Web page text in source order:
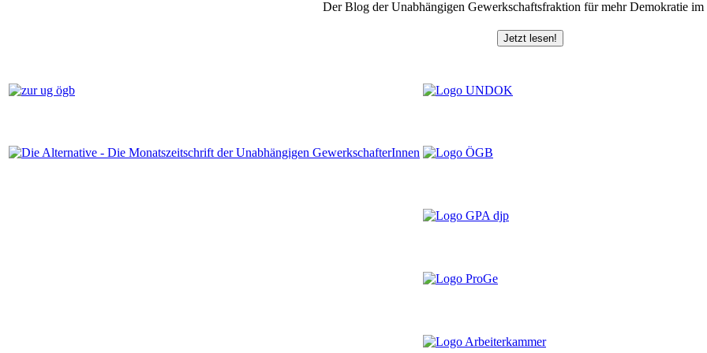
Der Blog der Unabhängigen Gewerkschaftsfraktion für mehr Demokratie
Jetzt lesen!